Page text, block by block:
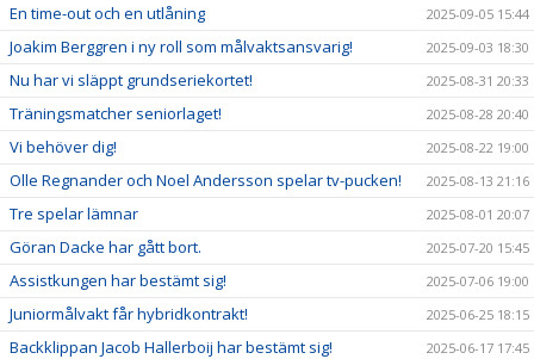
En time-out och en utlåning 2025-09-05 15:44
Joakim Berggren i ny roll som målvaktsansvarig! 2025-09-03 18:30
Nu har vi släppt grundseriekortet! 2025-08-31 20:33
Träningsmatcher seniorlaget! 2025-08-28 20:40
Vi behöver dig! 2025-08-22 19:00
Olle Regnander och Noel Andersson spelar tv-pucken! 2025-08-13 21:16
Tre spelar lämnar 2025-08-01 20:07
Göran Dacke har gått bort. 2025-07-20 15:45
Assistkungen har bestämt sig! 2025-07-06 19:00
Juniormålvakt får hybridkontrakt! 2025-06-25 18:15
Backklippan Jacob Hallerboij har bestämt sig! 2025-06-17 17:45